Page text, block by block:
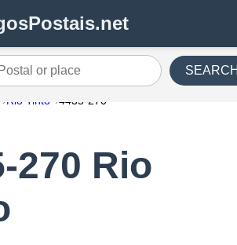
or place
Rio Tinto 4435-270
270 Rio